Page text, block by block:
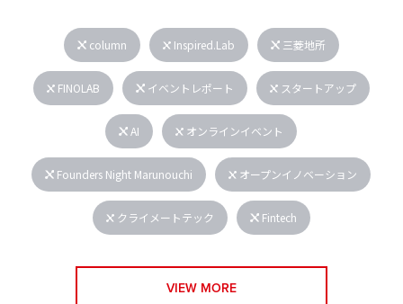
column Inspired.Lab 三菱地所
FINOLAB イベントレポート スタートアップ
AI オンラインイベント
Founders Night Marunouchi オープンイノベーション
クライメートテック Fintech
VIEW MORE